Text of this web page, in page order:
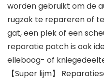
worden gebruikt om de
rugzak te repareren of
gat, een plek of een
reparatie patch is ook
elleboog- of
【Super lijm】